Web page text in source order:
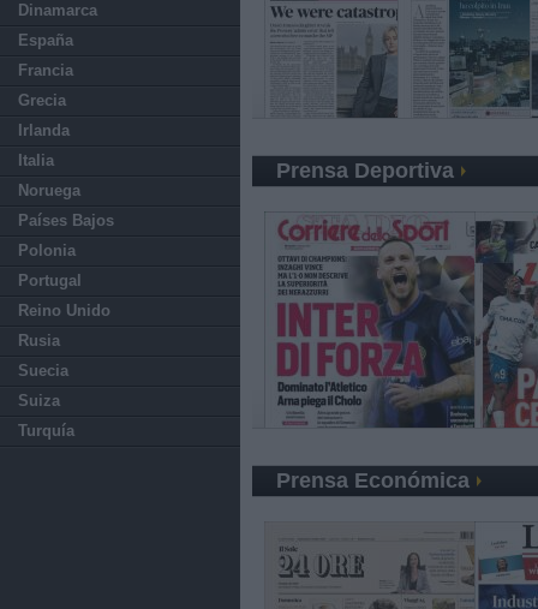
Dinamarca
España
Francia
Grecia
Irlanda
Italia
Noruega
Países Bajos
Polonia
Portugal
Reino Unido
Rusia
Suecia
Suiza
Turquía
Prensa Deportiva
Prensa Económica